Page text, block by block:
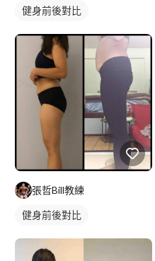
健身前後對比
張哲Bill教練
健身前後對比